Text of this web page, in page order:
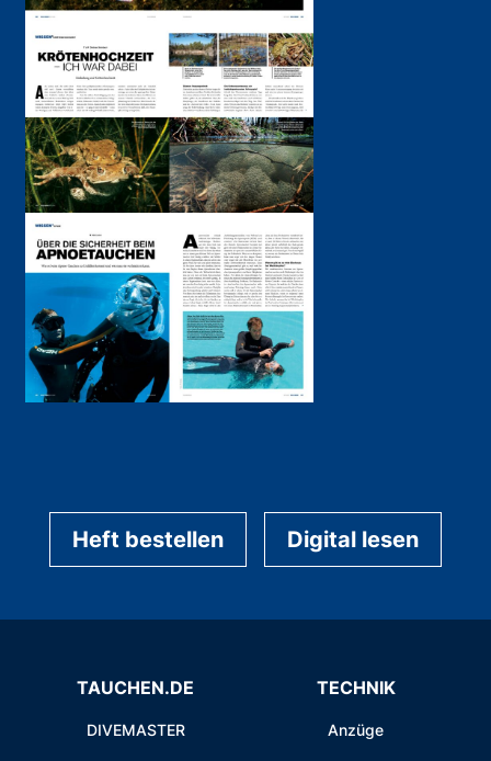
Heft bestellen Digital lesen
TAUCHEN.DE
DIVEMASTER
TECHNIK
Anzüge